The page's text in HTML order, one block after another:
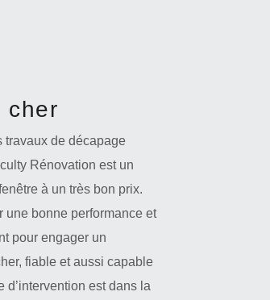
cher
travaux de décapage
Rénovation est un
à un très bon prix.
une bonne performance et
pour engager un
fiable et aussi capable
est dans la